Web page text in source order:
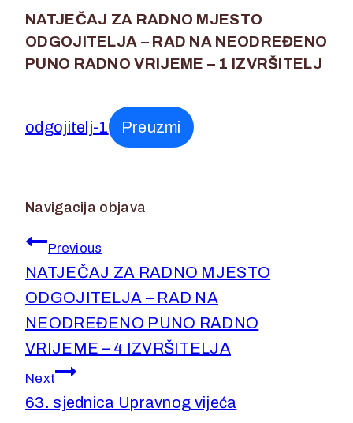
NATJEČAJ ZA RADNO MJESTO
ODGOJITELJA – RAD NA NEODREĐENO
PUNO RADNO VRIJEME – 1 IZVRŠITELJ
odgojitelj-1 Preuzmi
Navigacija objava
Previous
NATJEČAJ ZA RADNO MJESTO
ODGOJITELJA – RAD NA
NEODREĐENO PUNO RADNO
VRIJEME – 4 IZVRŠITELJA
Next
63. sjednica Upravnog vijeća